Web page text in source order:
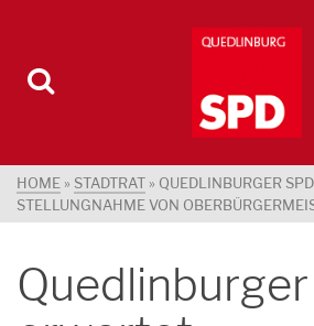
HOME » STADTRAT » QUEDLINBURGER
STELLUNGNAHME VON
Quedlinburger